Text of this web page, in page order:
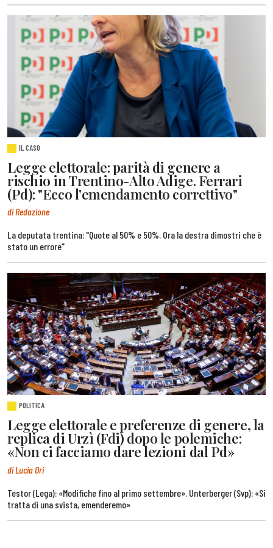
IL CASO
Legge elettorale: parità di genere a
rischio in Trentino-Alto Adige. Ferrari
(Pd): "Ecco l'emendamento correttivo"
di Redazione
La deputata trentina: "Quote al 50% e 50%. Ora la destra dimostri che è
stato un errore"
POLITICA
Legge elettorale e preferenze di genere, la
replica di Urzì (Fdi) dopo le polemiche:
«Non ci facciamo dare lezioni dal Pd»
di Lucia Ori
Testor (Lega): «Modifiche fino al primo settembre». Unterberger (Svp): «Si
tratta di una svista, emenderemo»